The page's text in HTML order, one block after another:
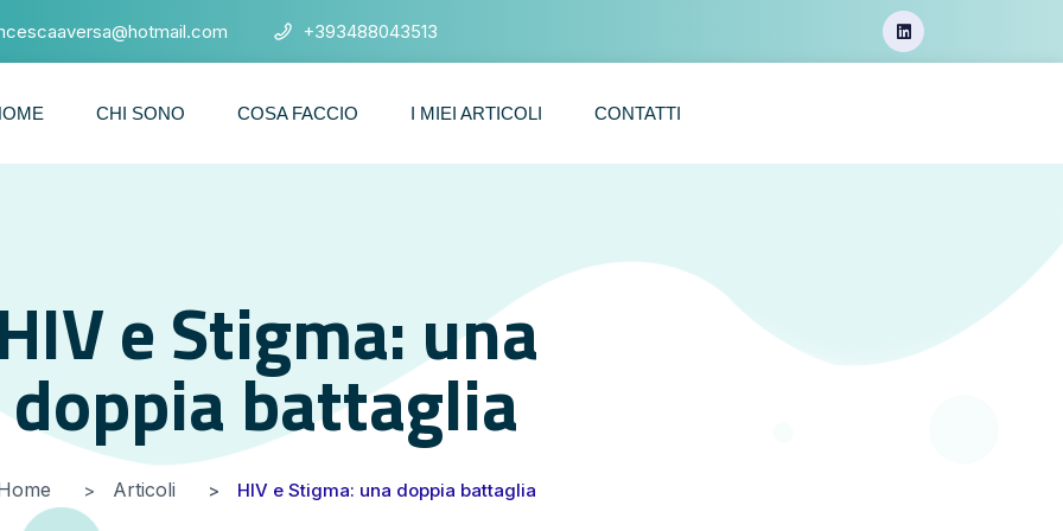
+393488043513
CHI SONO COSA FACCIO I MIEI ARTICOLI CONTATTI
e Stigma: una
doppia battaglia
Articoli HIV e Stigma: una doppia battaglia